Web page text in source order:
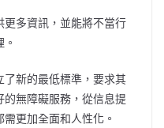
多資訊，並能將不當行
新的最低標準，要求其
無障礙服務，從信息提
更加全面和人性化。